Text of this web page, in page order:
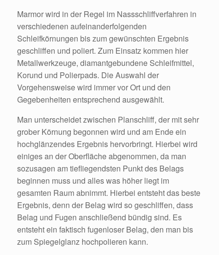
Marmor wird in der Regel im Nassschliffverfahren in
verschiedenen aufeinanderfolgenden
Schleifkörnungen bis zum gewünschten Ergebnis
geschliffen und poliert. Zum Einsatz kommen hier
Metallwerkzeuge, diamantgebundene Schleifmittel,
Korund und Polierpads. Die Auswahl der
Vorgehensweise wird immer vor Ort und den
Gegebenheiten entsprechend ausgewählt.
Man unterscheidet zwischen Planschliff, der mit sehr
grober Körnung begonnen wird und am Ende ein
hochglänzendes Ergebnis hervorbringt. Hierbei wird
einiges an der Oberfläche abgenommen, da man
sozusagen am tiefliegendsten Punkt des Belags
beginnen muss und alles was höher liegt im
gesamten Raum abnimmt. Hierbei entsteht das beste
Ergebnis, denn der Belag wird so geschliffen, dass
Belag und Fugen anschließend bündig sind. Es
entsteht ein faktisch fugenloser Belag, den man bis
zum Spiegelglanz hochpolieren kann.